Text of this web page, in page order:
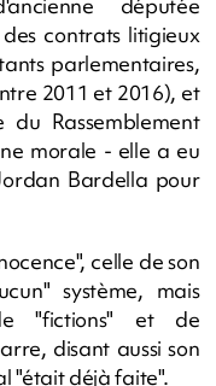
contrats litigieux
parlementaires,
2011 et 2016), et
Rassemblement
morale - elle a eu
Bardella pour
celle de son
système, mais
"fictions" et de
disant aussi son
"était déjà faite".